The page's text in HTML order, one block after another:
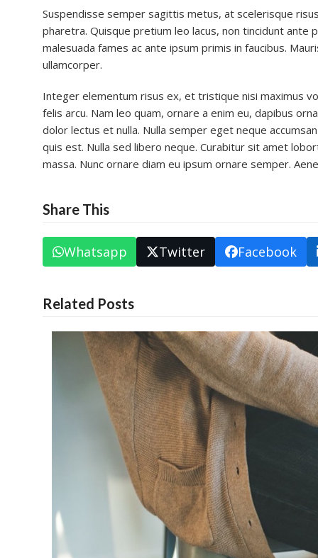
Suspendisse semper sagittis metus, at scelerisque
pharetra. Quisque pretium leo lacus, non tincidunt
malesuada fames ac ante ipsum primis in faucibus.
ullamcorper.
Integer elementum risus ex, et tristique nisi maximus
felis arcu. Nam leo quam, ornare a enim eu, dapibus
dolor lectus et nulla. Nulla semper eget neque
quis est. Nulla sed libero neque. Curabitur sit amet
massa. Nunc ornare diam eu ipsum ornare semper.
Share This
Whatsapp Twitter Facebook
Related Posts